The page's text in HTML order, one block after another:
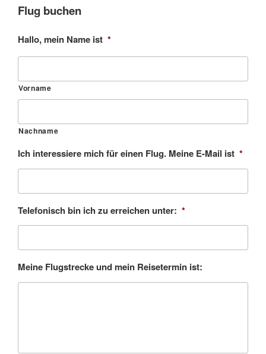
Flug buchen
Hallo, mein Name ist *
Vorname
Nachname
Ich interessiere mich für einen Flug. Meine E-Mail ist *
Telefonisch bin ich zu erreichen unter: *
Meine Flugstrecke und mein Reisetermin ist: